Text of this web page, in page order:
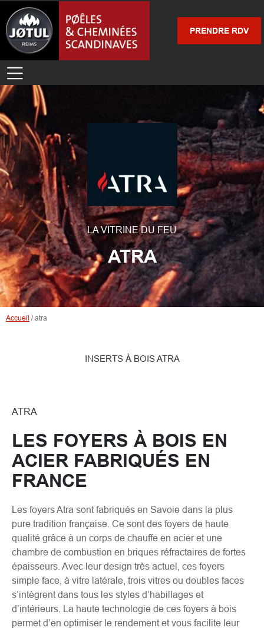
PRENDRE RDV
LA VITRINE DU FEU
ATRA
Accueil / atra
INSERTS À BOIS ATRA
ATRA
LES FOYERS À BOIS EN
ACIER FABRIQUÉS EN
FRANCE
Les foyers Atra sont fabriqués en Savoie dans la plus
pure tradition française. Ce sont des foyers de haute
qualité grâce à un corps de chauffe en acier et une
chambre de combustion en briques réfractaires de fortes
épaisseurs. Avec leur design très actuel, ces foyers
simple face, à vitre latérale, trois vitres ou doubles faces
s’intègrent dans tous les styles d’habillages et
d’intérieurs. La haute technologie de ces foyers à bois
permet d’en optimiser le rendement et vous facilite leur